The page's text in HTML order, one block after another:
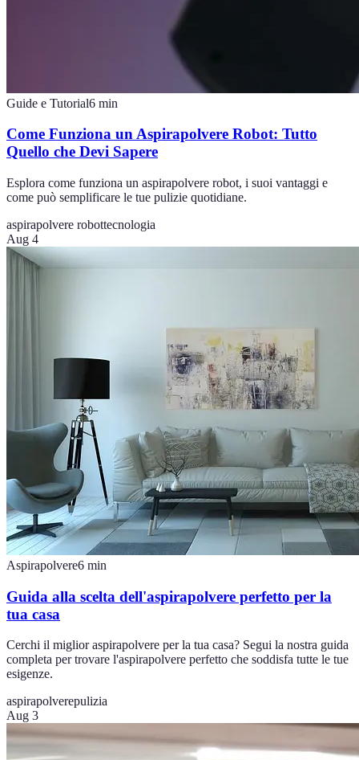
Guide e Tutorial6 min
Come Funziona un Aspirapolvere Robot: Tutto
Quello che Devi Sapere
Esplora come funziona un aspirapolvere robot, i suoi vantaggi e
come può semplificare le tue pulizie quotidiane.
aspirapolvere robottecnologia
Aug 4
Aspirapolvere6 min
Guida alla scelta dell'aspirapolvere perfetto per la
tua casa
Cerchi il miglior aspirapolvere per la tua casa? Segui la nostra guida
completa per trovare l'aspirapolvere perfetto che soddisfa tutte le tue
esigenze.
aspirapolverepulizia
Aug 3